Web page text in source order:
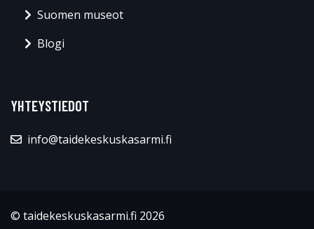
Suomen museot
Blogi
YHTEYSTIEDOT
info@taidekeskuskasarmi.fi
© taidekeskuskasarmi.fi 2026